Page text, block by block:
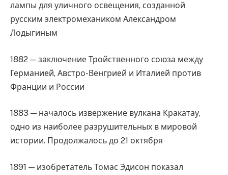
лампы для уличного освещения, созданной
русским электромехаником Александром
Лодыгиным
1882 — заключение Тройственного союза между
Германией, Австро-Венгрией и Италией против
Франции и России
1883 — началось извержение вулкана Кракатау,
одно из наиболее разрушительных в мировой
истории. Продолжалось до 21 октября
1891 — изобретатель Томас Эдисон показал